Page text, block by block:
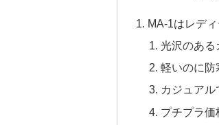
MA-1はレデ
光沢のある
軽いのに防
カジュア
プチプラ価